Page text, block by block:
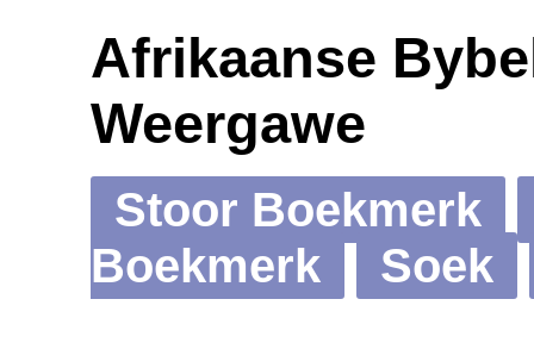
Afrikaanse
Weergawe
Stoor Boekmerk
Boekmerk
Soek